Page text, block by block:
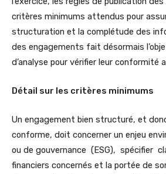
critères minimums attendus pour
structuration et la complétude des
des engagements fait désormais
d’analyse pour vérifier leur conformité
Détail sur les critères minimums
Un engagement bien structuré, et
conforme, doit concerner un enjeu
ou de gouvernance (ESG), spécifier
financiers concernés et la portée de